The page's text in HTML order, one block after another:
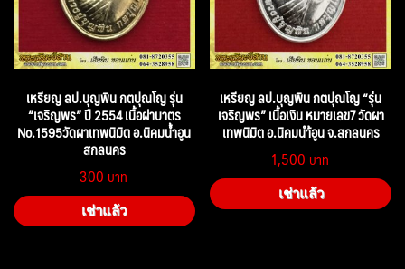
เหรียญ ลป.บุญพิน กตปุณโญ รุ่น
“เจริญพร” ปี 2554 เนื้อฝาบาตร
No.1595วัดผาเทพนิมิต อ.นิคมน้ำอูน
สกลนคร
300
เช่าแล้ว
เหรียญ ลป.บุญพิน กตปุณโญ “รุ่น
เจริญพร” เนื้อเงิน หมายเลข7 วัดผา
เทพนิมิต อ.นิคมนำ้อูน จ.สกลนคร
1,500
เช่าแล้ว